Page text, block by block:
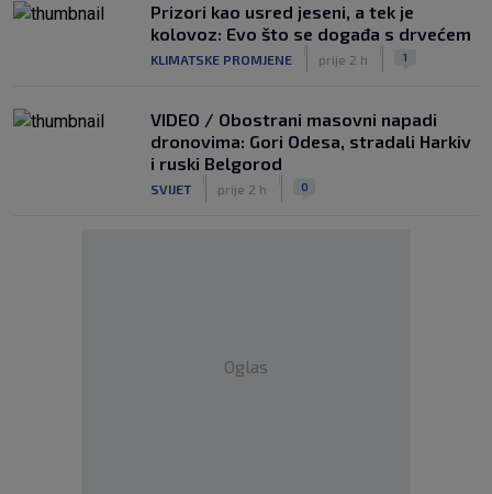
Prizori kao usred jeseni, a tek je
kolovoz: Evo što se događa s drvećem
KLIMATSKE PROMJENE prije 2 h 1
VIDEO / Obostrani masovni napadi
dronovima: Gori Odesa, stradali Harkiv
i ruski Belgorod
SVIJET prije 2 h 0
Oglas